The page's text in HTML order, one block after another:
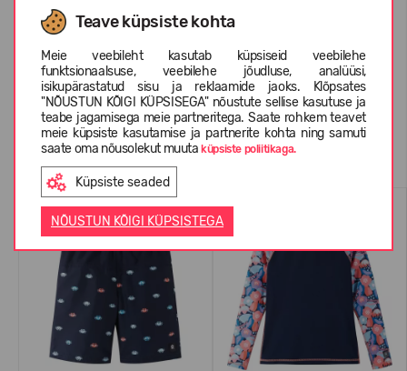
Teave küpsiste kohta
Meie veebileht kasutab küpsiseid veebilehe
funktsionaalsuse, veebilehe jõudluse, analüüsi,
isikupärastatud sisu ja reklaamide jaoks. Klõpsates
"NÕUSTUN KÕIGI KÜPSISEGA" nõustute sellise kasutuse ja
teabe jagamisega meie partneritega. Saate rohkem teavet
meie küpsiste kasutamise ja partnerite kohta ning samuti
saate oma nõusolekut muutaküpsiste poliitikaga.
Küpsiste seaded
NÕUSTUN KÕIGI KÜPSISTEGA
KLIENTIDE ARVUSTUSED (0)
Sarnased tooted